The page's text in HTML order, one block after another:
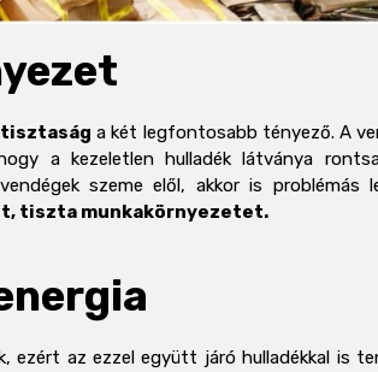
tisztaság a két legfontosabb tényező. A
a kezeletlen hulladék látványa
szeme elől, akkor is problémás
tiszta munkakörnyezetet.
ezért az ezzel együtt járó hulladékkal is